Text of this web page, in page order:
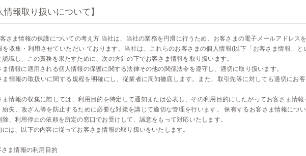
情報取り扱いについて】
さま情報の保護についての考え方 当社は、当社の業務を円滑に行うため、お客さまの電子メールアドレス
を収集・利用させていただい ております。当社は、これらのお客さまの個人情報(以下「お客さま情報」
認識し、この責務を果たすために、次の方針の下でお客さま情報を取り扱います。
ま情報に適用される個人情報の保護に関する法律その他の関係法令を遵守し、適切に取り扱います。
ま情報の取扱いに関する規程を明確にし、従業者に周知徹底します。また、取引先等に対しても適切にお
ま情報の収集に際しては、利用目的を特定して通知または公表し、その利用目的にしたがってお客さま情
紛失、改ざん等を防止するために必要な対策を講じて適切な管理を行います。 保有するお客さま情報につ
除、利用停止の依頼を所定の窓口でお受けして、誠意をもって対応いたします。
には、以下の内容に従ってお客さま情報の取り扱いをいたします。
さま情報の利用目的